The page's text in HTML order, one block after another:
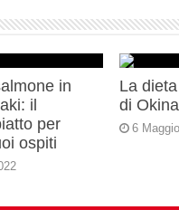
in
il
per
ospiti
La
di
6